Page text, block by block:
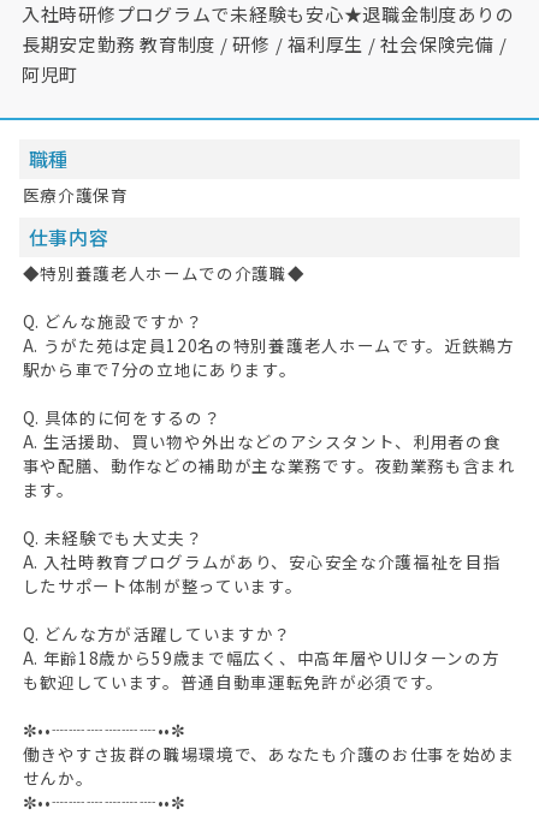
入社時研修プログラムで未経験も安心★退職金制度ありの
長期安定勤務 教育制度 / 研修 / 福利厚生 / 社会保険完備 /
阿児町
職種
医療介護保育
仕事内容
◆特別養護老人ホームでの介護職◆
Q. どんな施設ですか？
A. うがた苑は定員120名の特別養護老人ホームです。近鉄鵜方
駅から車で7分の立地にあります。
Q. 具体的に何をするの？
A. 生活援助、買い物や外出などのアシスタント、利用者の食
事や配膳、動作などの補助が主な業務です。夜勤業務も含まれ
ます。
Q. 未経験でも大丈夫？
A. 入社時教育プログラムがあり、安心安全な介護福祉を目指
したサポート体制が整っています。
Q. どんな方が活躍していますか？
A. 年齢18歳から59歳まで幅広く、中高年層やUIJターンの方
も歓迎しています。普通自動車運転免許が必須です。
✼••┈┈┈┈┈┈••✼
働きやすさ抜群の職場環境で、あなたも介護のお仕事を始めま
せんか。
✼••┈┈┈┈┈┈••✼